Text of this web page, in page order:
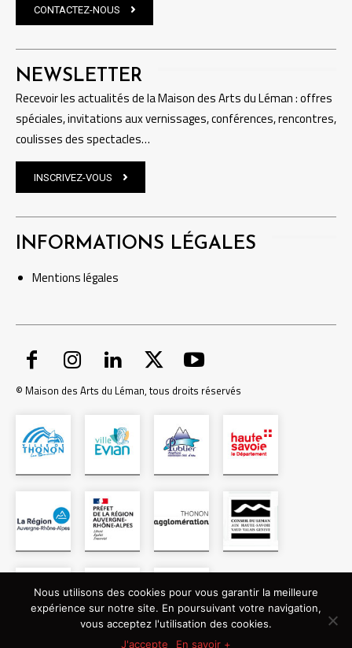
CONTACTEZ-NOUS
NEWSLETTER
Recevoir les actualités de la Maison des Arts du Léman : offres
spéciales, invitations aux vernissages, conférences, rencontres,
coulisses des spectacles…
INSCRIVEZ-VOUS
INFORMATIONS LÉGALES
Mentionslégales
© Maison des Arts du Léman, tous droits réservés
Nous utilisons des cookies pour vous garantir la meilleure
expérience sur notre site. En poursuivant votre navigation,
vous acceptez l'utilisation des cookies.
J'accepte
En savoir +